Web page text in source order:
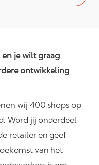
je wilt graag
ontwikkeling
wij 400 shops op
Word jij onderdeel
retailer en geef
van het